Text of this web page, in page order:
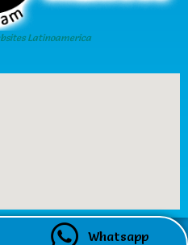
Latinoamerica
Whatsapp